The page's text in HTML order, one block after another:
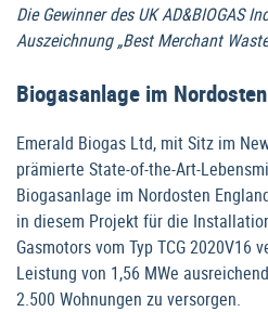
Die Gewinner des UK AD&BIOGAS
Auszeichnung „Best Merchant
Biogasanlage im
Emerald Biogas Ltd, mit Sitz im
prämierte State-of-the-Art-
Biogasanlage im Nordosten
in diesem Projekt für die
Gasmotors vom Typ TCG
Leistung von 1,56 MWe
2.500 Wohnungen zu versorgen.